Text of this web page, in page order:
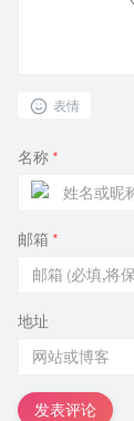
表情
名称 *
邮箱 *
地址
发表评论